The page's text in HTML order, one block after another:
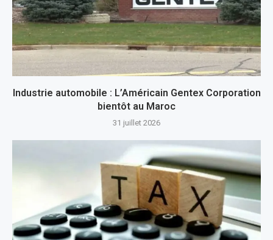
Industrie automobile : L’Américain Gentex Corporation
bientôt au Maroc
31 juillet 2026